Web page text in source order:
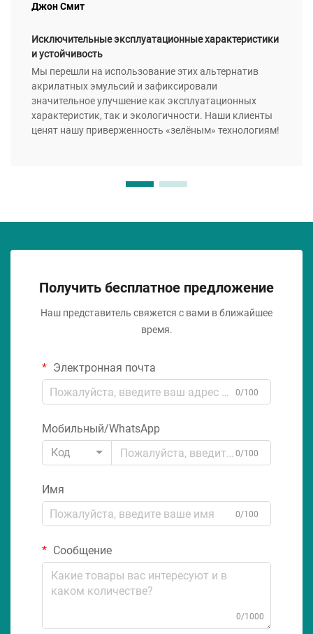
Джон Смит
Исключительные эксплуатационные характеристики
и устойчивость
Мы перешли на использование этих альтернатив
акрилатных эмульсий и зафиксировали
значительное улучшение как эксплуатационных
характеристик, так и экологичности. Наши клиенты
ценят нашу приверженность «зелёным» технологиям!
Получить бесплатное предложение
Наш представитель свяжется с вами в ближайшее
время.
Электронная почта
0/100
Мобильный/WhatsApp
Код
0/100
Имя
0/100
Сообщение
0/1000